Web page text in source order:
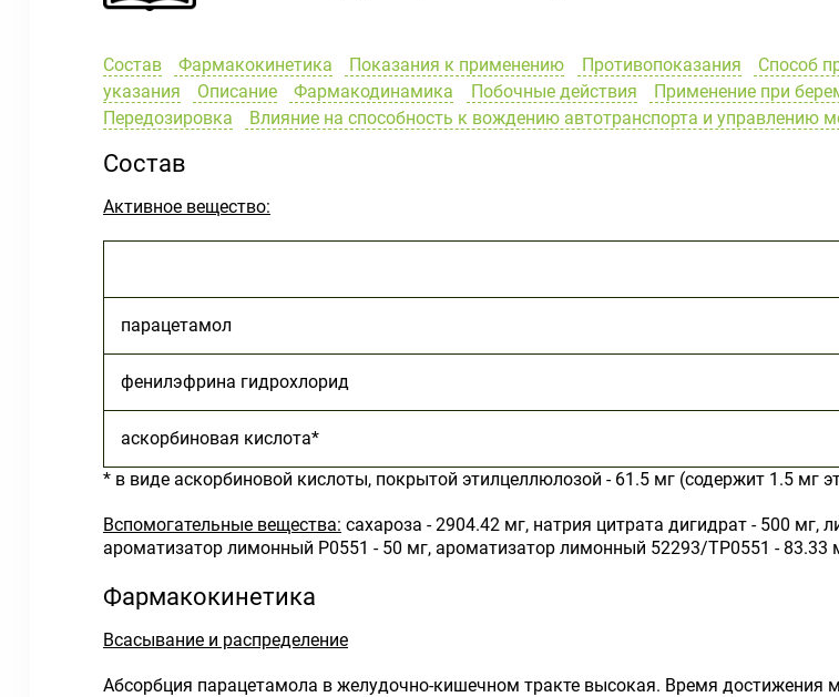
Состав Фармакокинетика Показания к применению Противопоказания Способ
указания
Описание Фармакодинамика Побочные действия Применение при
Передозировка
Влияние на способность к вождению автотранспорта и управлению
Состав
Активное вещество:
парацетамол
фенилэфрина гидрохлорид
аскорбиновая кислота*
* в виде аскорбиновой кислоты, покрытой этилцеллюлозой - 61.5 мг (содержит 1.5 мг
Вспомогательные вещества: сахароза - 2904.42 мг, натрия цитрата дигидрат - 500 мг,
ароматизатор лимонный P0551 - 50 мг, ароматизатор лимонный 52293/TP0551 - 83.33
Фармакокинетика
Всасывание и распределение
Абсорбция парацетамола в желудочно-кишечном тракте высокая. Время достижения